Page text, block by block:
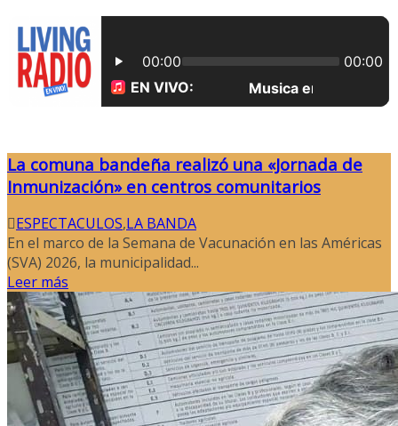
La comuna bandeña realizó una «Jornada de
Inmunización» en centros comunitarios
ESPECTACULOS,LA BANDA
En el marco de la Semana de Vacunación en las Américas
(SVA) 2026, la municipalidad...
Leer más